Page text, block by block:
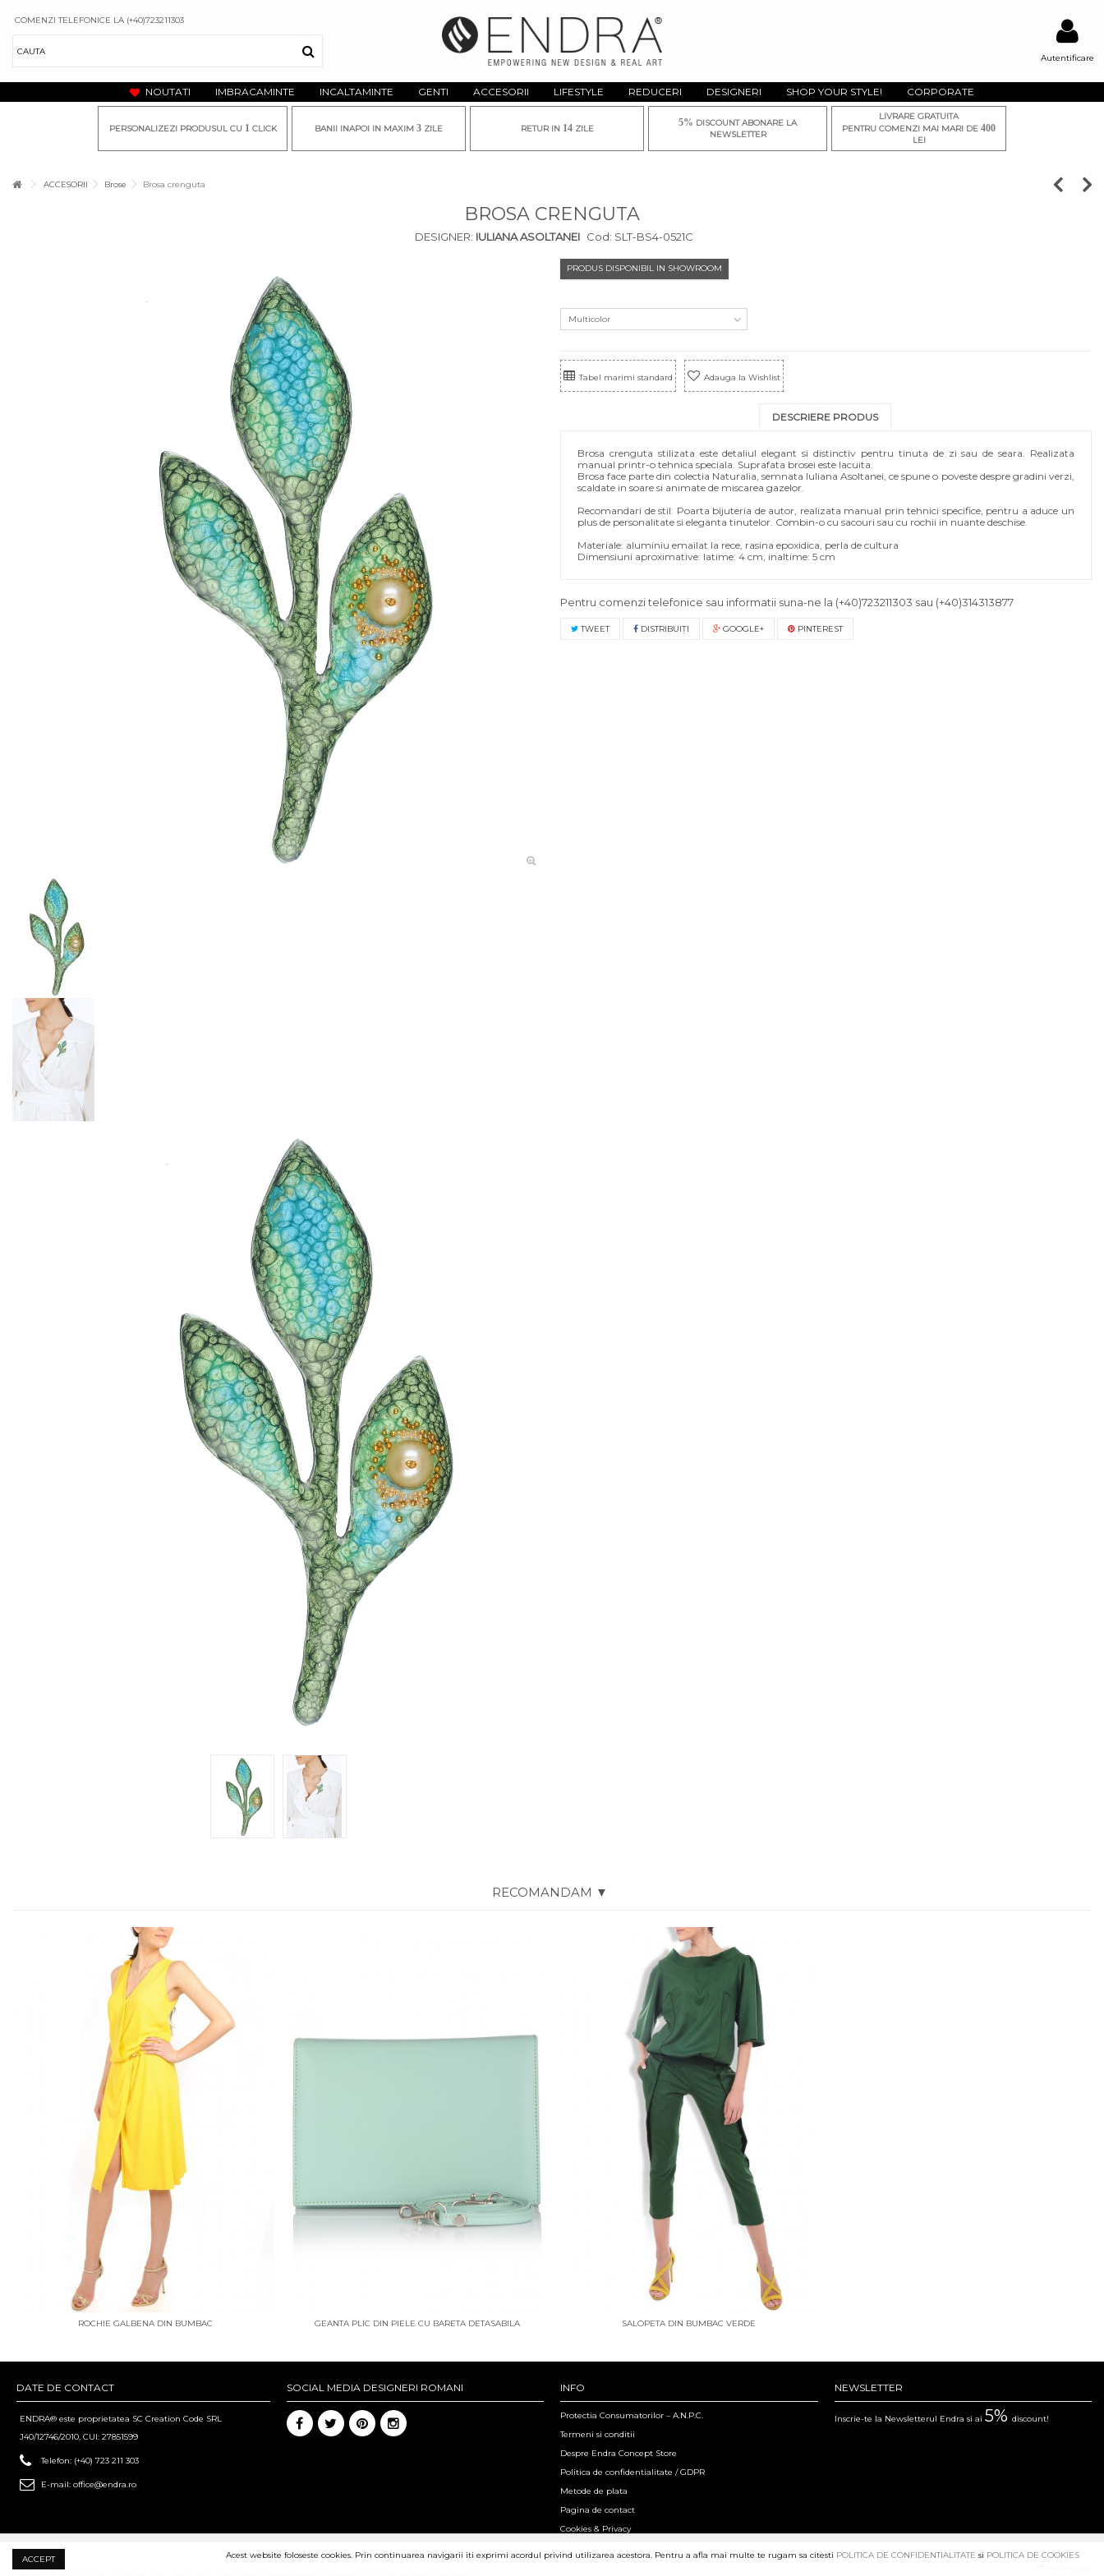
Autentificare
COMENZI TELEFONICE LA (+40)723211303
NOUTATI IMBRACAMINTE INCALTAMINTE GENTI ACCESORII LIFESTYLE REDUCERI DESIGNERI SHOP YOUR STYLE! CORPORATE
PERSONALIZEZI PRODUSUL CU 1CLICK BANII INAPOI IN MAXIM 3 ZILE RETUR IN 14ZILE
5% DISCOUNT ABONARE LA
NEWSLETTER
LIVRARE GRATUITA
PENTRU COMENZI MAI MARI DE 400
LEI
ACCESORII Brose Brosa crenguta
BROSA CRENGUTA
DESIGNER: IULIANA ASOLTANEI Cod: SLT-BS4-0521C
PRODUS DISPONIBIL IN SHOWROOM
Multicolor
Tabel marimi standard Adauga la Wishlist
DESCRIERE PRODUS
Brosa crenguta stilizata este detaliul elegant si distinctiv pentru tinuta de zi sau de seara. Realizata
manual printr-o tehnica speciala. Suprafata brosei este lacuita.
Brosa face parte din colectia Naturalia, semnata Iuliana Asoltanei, ce spune o poveste despre gradini verzi,
scaldate in soare si animate de miscarea gazelor.
Recomandari de stil: Poarta bijuteria de autor, realizata manual prin tehnici specifice, pentru a aduce un
plus de personalitate si eleganta tinutelor. Combin-o cu sacouri sau cu rochii in nuante deschise.
Materiale: aluminiu emailat la rece, rasina epoxidica, perla de cultura
Dimensiuni aproximative: latime: 4 cm; inaltime: 5 cm
Pentru comenzi telefonice sau informatii suna-ne la (+40)723211303 sau (+40)314313877
TWEET DISTRIBUIŢI GOOGLE+ PINTEREST
RECOMANDAM ▼
ROCHIE GALBENA DIN BUMBAC GEANTA PLIC DIN PIELE CU BARETA DETASABILA SALOPETA DIN BUMBAC VERDE
DATE DE CONTACT
ENDRA® este proprietatea SC Creation Code SRL
J40/12746/2010, CUI: 27851599
Telefon: (+40) 723 211 303
E-mail: office@endra.ro
SOCIAL MEDIA DESIGNERI ROMANI NEWSLETTER
Inscrie-te la Newsletterul Endra si ai 5% discount!
INFO
Protectia Consumatorilor – A.N.P.C.
Termeni si conditii
Despre Endra Concept Store
Politica de confidentialitate / GDPR
Metode de plata
Pagina de contact
Cookies & Privacy
ACCEPT Acest website foloseste cookies. Prin continuarea navigarii iti exprimi acordul privind utilizarea acestora. Pentru a afla mai multe te rugam sa citesti POLITICA DE CONFIDENTIALITATE si POLITICA DE COOKIES